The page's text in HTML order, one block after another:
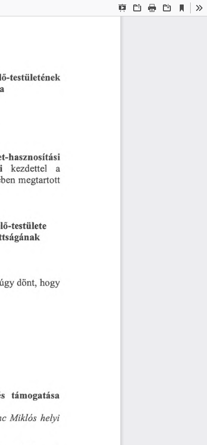
Presentation
OpenPrint Download
Current
View
testületének
hasznosítási
kezdettel
a
megtartott
testülete
dönt, hogy
támogatása
Miklós helyi